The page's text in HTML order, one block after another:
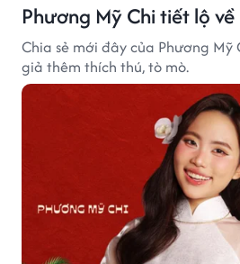
Phương Mỹ Chi tiết lộ về
Chia sẻ mới đây của Phương Mỹ
giả thêm thích thú, tò mò.